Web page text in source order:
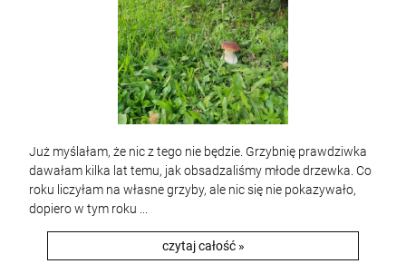
Już myślałam, że nic z tego nie będzie. Grzybnię prawdziwka
dawałam kilka lat temu, jak obsadzaliśmy młode drzewka. Co
roku liczyłam na własne grzyby, ale nic się nie pokazywało,
dopiero w tym roku ...
czytaj całość »